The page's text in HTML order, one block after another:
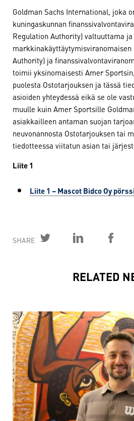
Goldman Sachs International, joka
kuningaskunnan
Regulation Authority) valtuuttama ja
markkinakäyttäytymisviranomaisen
Authority) ja
toimii yksinomaisesti Amer
puolesta Ostotarjouksen ja tässä
asioiden yhteydessä eikä se ole
muulle kuin Amer Sportsille
asiakkailleen antaman suojan
neuvonannosta Ostotarjouksen tai
tiedotteessa viitatun asian tai
Liite 1
Liite 1 – Mascot Bidco Oy
SHARE
RELATED